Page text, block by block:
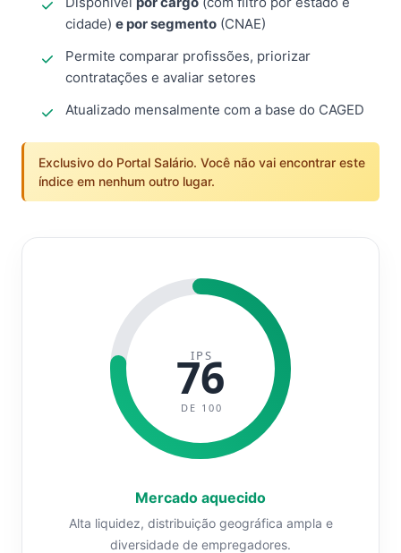
cidade) e por segmento (CNAE)
Permite comparar profissões, priorizar
contratações e avaliar setores
Atualizado mensalmente com a base do CAGED
Exclusivo do Portal Salário. Você não vai encontrar este
índice em nenhum outro lugar.
IPS
76
DE 100
Mercado aquecido
Alta liquidez, distribuição geográfica ampla e
diversidade de empregadores.